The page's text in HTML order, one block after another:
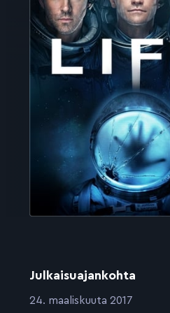
Julkaisuajankohta
:24. maaliskuuta 2017